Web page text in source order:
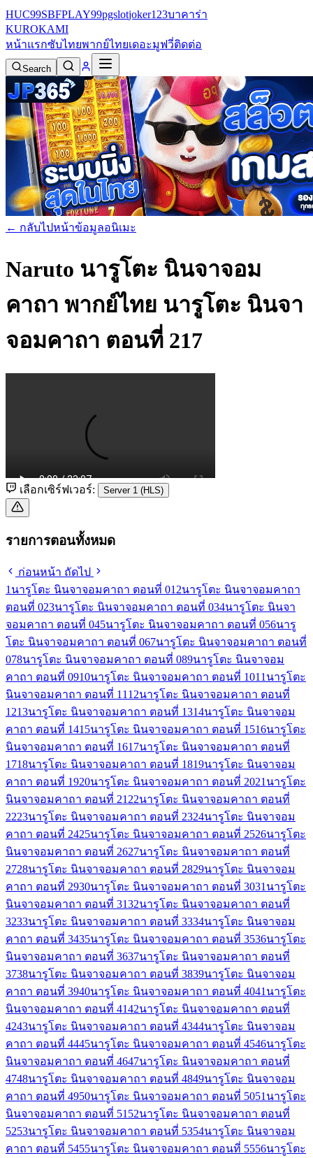
HUC99SBFPLAY99pgslotjoker123บาคาร่า
KUROKAMI
หน้าแรกซับไทยพากย์ไทยเดอะมูฟวี่ติดต่อ
Search
← กลับไปหน้าข้อมูลอนิเมะ
Naruto นารูโตะ นินจาจอม
คาถา พากย์ไทย นารูโตะ นินจา
จอมคาถา ตอนที่ 217
เลือกเซิร์ฟเวอร์: Server 1 (HLS)
รายการตอนทั้งหมด
ก่อนหน้า ถัดไป
1 นารูโตะ นินจาจอมคาถา ตอนที่ 01 2นารูโตะ นินจาจอมคาถา
ตอนที่ 023นารูโตะ นินจาจอมคาถา ตอนที่ 034นารูโตะ นินจา
จอมคาถา ตอนที่ 045นารูโตะ นินจาจอมคาถา ตอนที่ 056นารู
โตะ นินจาจอมคาถา ตอนที่ 067นารูโตะ นินจาจอมคาถา ตอนที่
078นารูโตะ นินจาจอมคาถา ตอนที่ 089นารูโตะ นินจาจอม
คาถา ตอนที่ 0910นารูโตะ นินจาจอมคาถา ตอนที่ 1011 นารูโตะ
นินจาจอมคาถา ตอนที่ 11 12นารูโตะ นินจาจอมคาถา ตอนที่
1213นารูโตะ นินจาจอมคาถา ตอนที่ 1314นารูโตะ นินจาจอม
คาถา ตอนที่ 1415นารูโตะ นินจาจอมคาถา ตอนที่ 1516นารูโตะ
นินจาจอมคาถา ตอนที่ 1617นารูโตะ นินจาจอมคาถา ตอนที่
1718นารูโตะ นินจาจอมคาถา ตอนที่ 1819นารูโตะ นินจาจอม
คาถา ตอนที่ 1920นารูโตะ นินจาจอมคาถา ตอนที่ 2021 นารูโตะ
นินจาจอมคาถา ตอนที่ 21 22นารูโตะ นินจาจอมคาถา ตอนที่
2223นารูโตะ นินจาจอมคาถา ตอนที่ 2324นารูโตะ นินจาจอม
คาถา ตอนที่ 2425นารูโตะ นินจาจอมคาถา ตอนที่ 2526นารูโตะ
นินจาจอมคาถา ตอนที่ 2627นารูโตะ นินจาจอมคาถา ตอนที่
2728นารูโตะ นินจาจอมคาถา ตอนที่ 2829นารูโตะ นินจาจอม
คาถา ตอนที่ 2930นารูโตะ นินจาจอมคาถา ตอนที่ 3031 นารูโตะ
นินจาจอมคาถา ตอนที่ 3132นารูโตะ นินจาจอมคาถา ตอนที่
3233นารูโตะ นินจาจอมคาถา ตอนที่ 3334นารูโตะ นินจาจอม
คาถา ตอนที่ 3435นารูโตะ นินจาจอมคาถา ตอนที่ 3536นารูโตะ
นินจาจอมคาถา ตอนที่ 3637นารูโตะ นินจาจอมคาถา ตอนที่
3738นารูโตะ นินจาจอมคาถา ตอนที่ 3839นารูโตะ นินจาจอม
คาถา ตอนที่ 3940นารูโตะ นินจาจอมคาถา ตอนที่ 4041 นารูโตะ
นินจาจอมคาถา ตอนที่ 4142นารูโตะ นินจาจอมคาถา ตอนที่
4243นารูโตะ นินจาจอมคาถา ตอนที่ 4344นารูโตะ นินจาจอม
คาถา ตอนที่ 4445นารูโตะ นินจาจอมคาถา ตอนที่ 4546นารูโตะ
นินจาจอมคาถา ตอนที่ 4647นารูโตะ นินจาจอมคาถา ตอนที่
4748นารูโตะ นินจาจอมคาถา ตอนที่ 4849นารูโตะ นินจาจอม
คาถา ตอนที่ 4950นารูโตะ นินจาจอมคาถา ตอนที่ 5051 นารูโตะ
นินจาจอมคาถา ตอนที่ 51 52นารูโตะ นินจาจอมคาถา ตอนที่
5253นารูโตะ นินจาจอมคาถา ตอนที่ 5354นารูโตะ นินจาจอม
คาถา ตอนที่ 5455นารูโตะ นินจาจอมคาถา ตอนที่ 5556นารูโตะ